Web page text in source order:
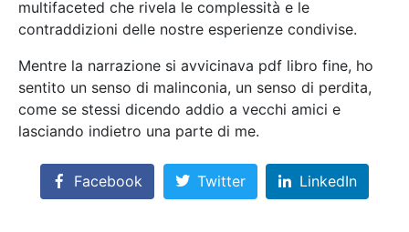
multifaceted che rivela le complessità e le
contraddizioni delle nostre esperienze condivise.
Mentre la narrazione si avvicinava pdf libro fine, ho
sentito un senso di malinconia, un senso di perdita,
come se stessi dicendo addio a vecchi amici e
lasciando indietro una parte di me.
Facebook Twitter LinkedIn